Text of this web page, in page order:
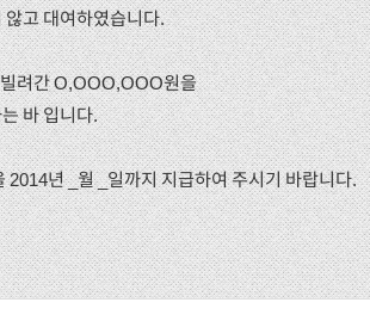
고 대여하였습니다.
려간 O,OOO,OOO원을
바 입니다.
년 _월 _일까지 지급하여 주시기 바랍니다.